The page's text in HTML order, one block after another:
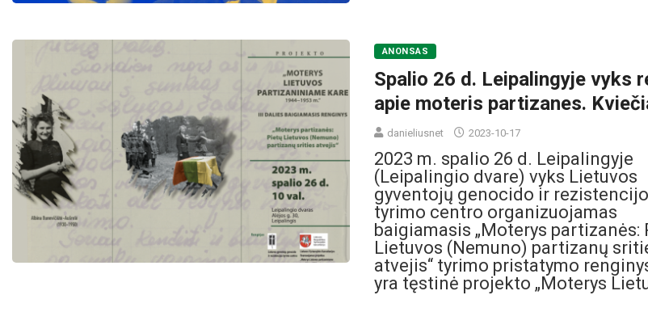
ANONSAS
Spalio 26 d. Leipalingyje vyks
apie moteris partizanes.
danieliusnet 2023-10-17
2023 m. spalio 26 d. Leipalingyje
(Leipalingio dvare) vyks Lietuvos
gyventojų genocido ir
tyrimo centro organizuojamas
baigiamasis „Moterys partizanės:
Lietuvos (Nemuno) partizanų
atvejis“ tyrimo pristatymo
yra tęstinė projekto „Moterys